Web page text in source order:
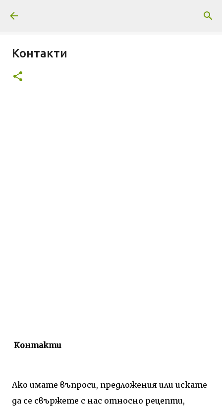
Контакти
Контакти
Ако имате въпроси, предложения или искате
да се свържете с нас относно рецепти,